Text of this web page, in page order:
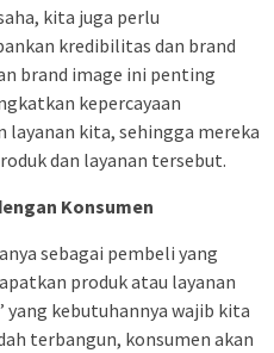
kita juga perlu
kredibilitas dan brand
brand image ini penting
kepercayaan
layanan kita, sehingga mereka
dan layanan tersebut.
Konsumen
sebagai pembeli yang
produk atau layanan
yang kebutuhannya wajib kita
terbangun, konsumen akan